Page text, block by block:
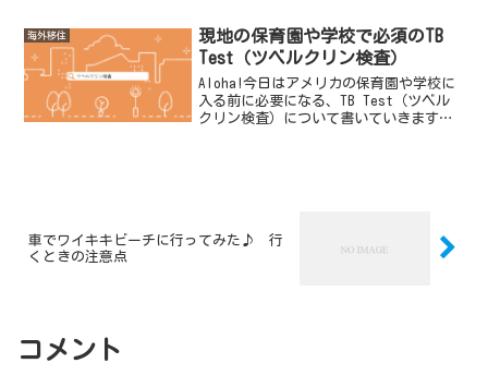
海外移住
現地の保育園や学校で必須のTB
Test（ツベルクリン検査）
Aloha!今日はアメリカの保育園や学校に
入る前に必要になる、TB Test（ツベル
クリン検査）について書いていきます✨
車でワイキキビーチに行ってみた♪ 行
くときの注意点
コメント